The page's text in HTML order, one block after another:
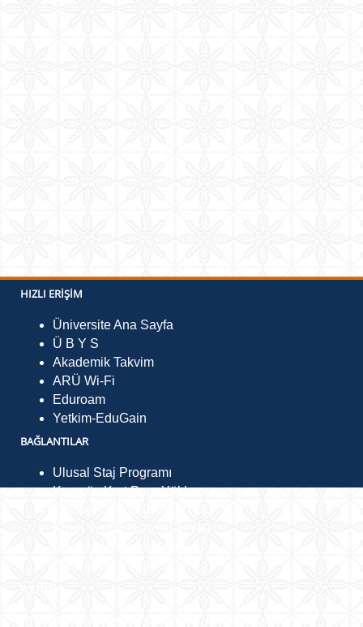
HIZLI ERIŞIM
Üniversite Ana Sayfa
Ü B Y S
Akademik Takvim
ARÜ Wi-Fi
Eduroam
Yetkim-EduGain
BAĞLANTILAR
Ulusal Staj Programı
Kampüs Kart Para Yükleme